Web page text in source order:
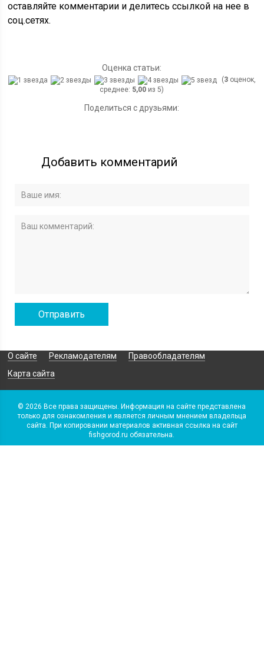
оставляйте комментарии и делитесь ссылкой на нее в
соц.сетях.
Оценка статьи:
(3оценок,
среднее: 5,00 из 5)
Поделиться с друзьями:
Добавить комментарий
О сайте Рекламодателям
Правообладателям
Карта сайта
© 2026 Все права защищены. Информация на сайте представлена
только для ознакомления и является личным мнением владельца
сайта. При копировании материалов активная ссылка на сайт
fishgorod.ru обязательна.